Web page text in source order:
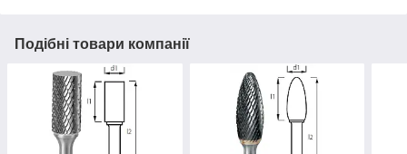
Подібні товари компанії